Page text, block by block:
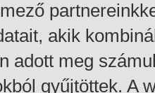
akik
adott meg
gyűjtöttek. A